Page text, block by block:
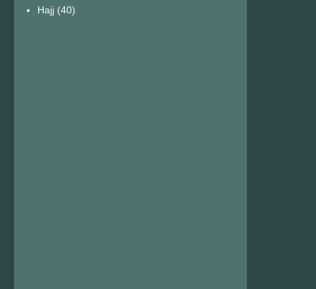
Hajj (40)